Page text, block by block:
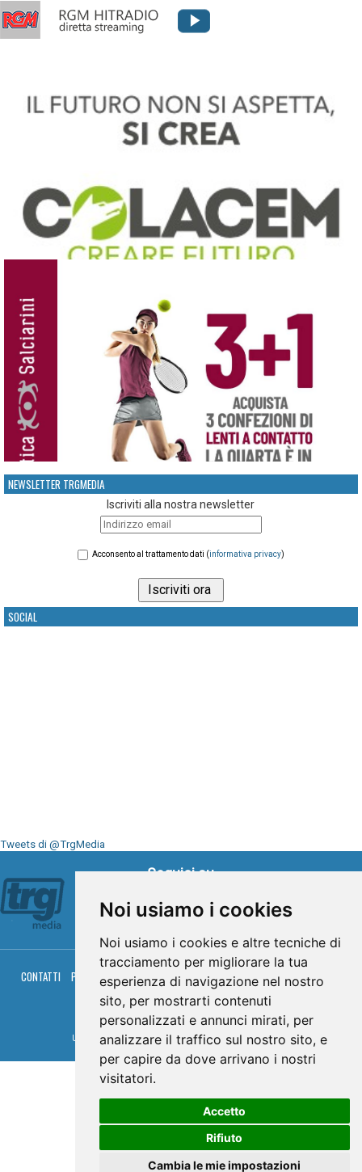
Noi usiamo i cookies
Noi usiamo i cookies e altre tecniche di
tracciamento per migliorare la tua
esperienza di navigazione nel nostro
sito, per mostrarti contenuti
personalizzati e annunci mirati, per
analizzare il traffico sul nostro sito, e
per capire da dove arrivano i nostri
visitatori.
Accetto
Rifiuto
Cambia le mie impostazioni
NEWSLETTER TRGMEDIA
Iscriviti alla nostra newsletter
Acconsento al trattamento dati (informativa privacy)
SOCIAL
Tweets di @TrgMedia
Seguici su
CONTATTI PRIVACY COOKIES PALINSESTO DIRETTA TV
DIRETTA RADIO
RGM HITRADIO
© TRG Media 2005-2026
Umbria Televisioni s.r.l. - P.I.00496230541 - www.trgmedia.it- Powered by